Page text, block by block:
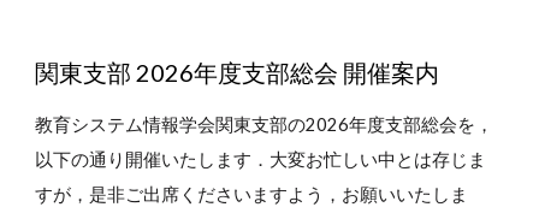
関東支部 2026年度支部総会 開催案内
教育システム情報学会関東支部の2026年度支部総会を，
以下の通り開催いたします．大変お忙しい中とは存じま
すが，是非ご出席くださいますよう，お願いいたしま